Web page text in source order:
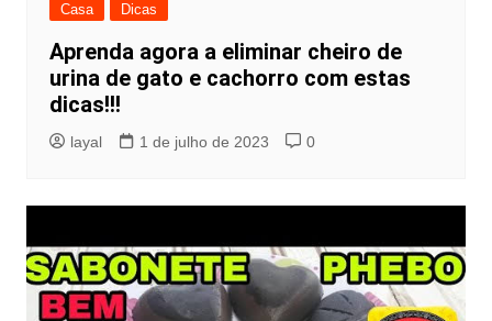
Casa Dicas
Aprenda agora a eliminar cheiro de
urina de gato e cachorro com estas
dicas!!!
layal 1 de julho de 2023 0